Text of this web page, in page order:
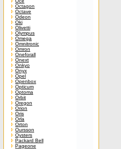
Octagon
Octave
Odeon
Oki
Olivetti
Olympus
Omega
Omnitronic
Omron
Oneforall
Onext
Onkyo
Onyx
Opel
Openbox
Opticum
Optoma
Orbit
Oregon
Orion
Oris
Orla
Orton
Oursson
Oysters
Packard Bell
Pageone